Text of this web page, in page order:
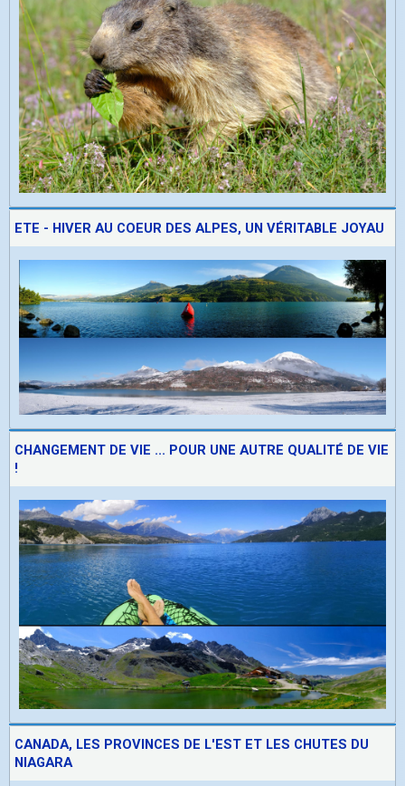
ETE - HIVER AU COEUR DES ALPES, UN VÉRITABLE JOYAU
CHANGEMENT DE VIE ... POUR UNE AUTRE QUALITÉ DE VIE
!
CANADA, LES PROVINCES DE L'EST ET LES CHUTES DU
NIAGARA